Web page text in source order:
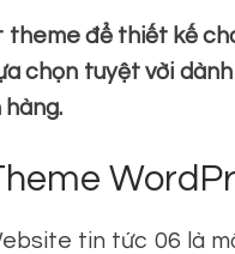
theme để thiết kế
chọn tuyệt vời
tin tức 06 là